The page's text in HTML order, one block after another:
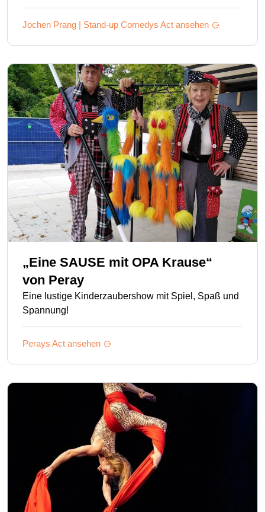
Jochen Prang | Stand-up Comedys Act ansehen
„Eine SAUSE mit OPA Krause“
von Peray
Eine lustige Kinderzaubershow mit Spiel, Spaß und
Spannung!
Perays Act ansehen